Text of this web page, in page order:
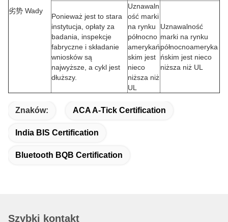
劣势 Wady
Ponieważ jest to stara
instytucja, opłaty za
badania, inspekcje
fabryczne i składanie
wniosków są
najwyższe, a cykl jest
dłuższy.
Uznawaln
ość marki
na rynku
północno
amerykań
skim jest
nieco
niższa niż
UL
Uznawalność
marki na rynku
północnoameryka
ńskim jest nieco
niższa niż UL
Znaków: ACA A-Tick Certification
India BIS Certification
Bluetooth BQB Certification
Szybki kontakt